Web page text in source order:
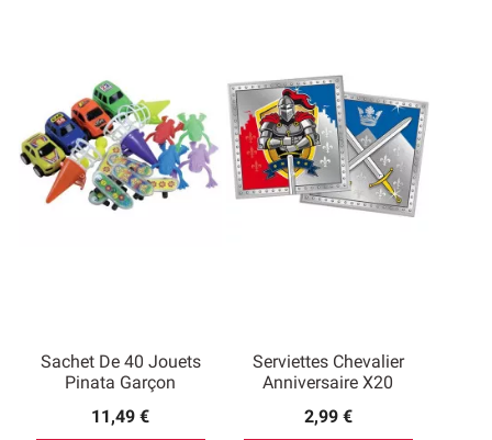
Sachet De 40 Jouets
Pinata Garçon
11,49 €
Serviettes Chevalier
Anniversaire X20
2,99 €